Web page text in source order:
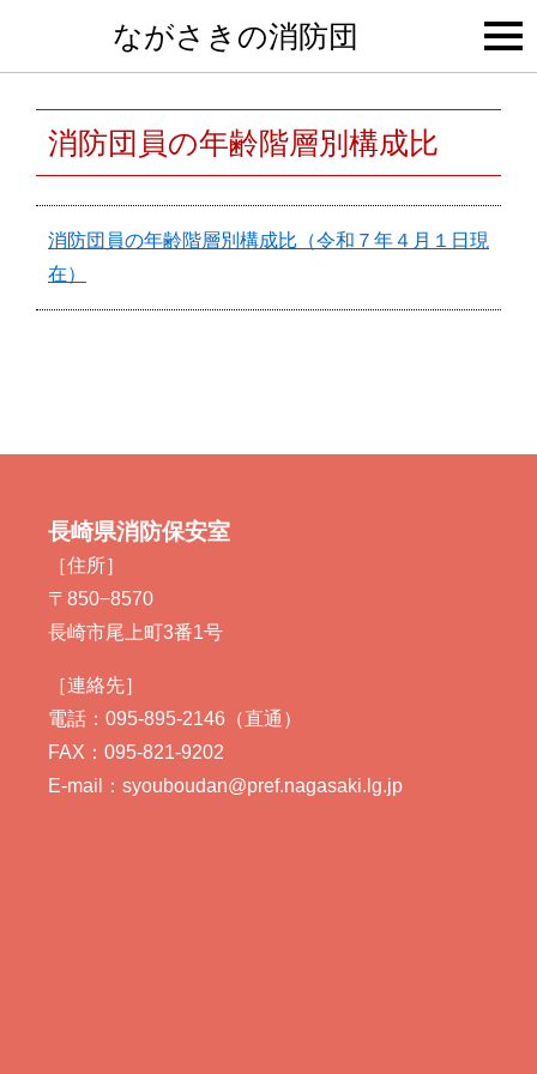
ながさきの消防団
消防団員の年齢階層別構成比
消防団員の年齢階層別構成比（令和７年４月１日現
在）
長崎県消防保安室
［住所］
〒850−8570
長崎市尾上町3番1号
［連絡先］
電話：095-895-2146（直通）
FAX：095-821-9202
E-mail：syouboudan@pref.nagasaki.lg.jp